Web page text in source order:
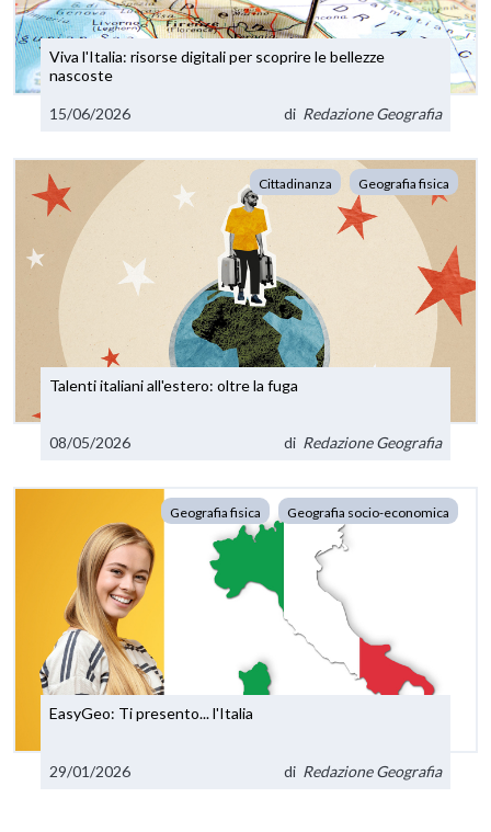
Viva l'Italia: risorse digitali per scoprire le bellezze
nascoste
15/06/2026 di Redazione Geografia
Cittadinanza Geografia fisica
Talenti italiani all'estero: oltre la fuga
08/05/2026 di Redazione Geografia
Geografia fisica Geografia socio-economica
EasyGeo: Ti presento... l'Italia
29/01/2026 di Redazione Geografia